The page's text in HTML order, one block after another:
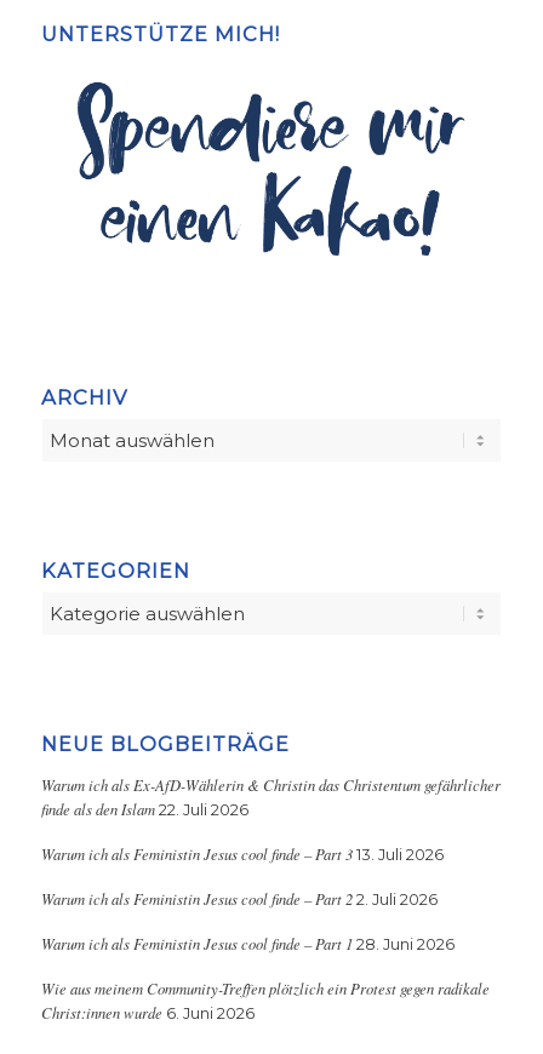
UNTERSTÜTZE MICH!
ARCHIV
KATEGORIEN
Kategorien
NEUE BLOGBEITRÄGE
Warum ich als Ex-AfD-Wählerin & Christin das Christentum gefährlicher
finde als den Islam 22. Juli 2026
Warum ich als Feministin Jesus cool finde – Part 3 13. Juli 2026
Warum ich als Feministin Jesus cool finde – Part 2 2. Juli 2026
Warum ich als Feministin Jesus cool finde – Part 1 28. Juni 2026
Wie aus meinem Community-Treffen plötzlich ein Protest gegen radikale
Christ:innen wurde 6. Juni 2026